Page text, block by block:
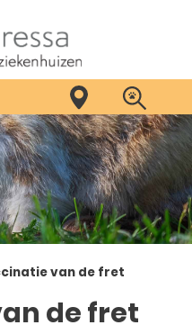
van de fret
de fret